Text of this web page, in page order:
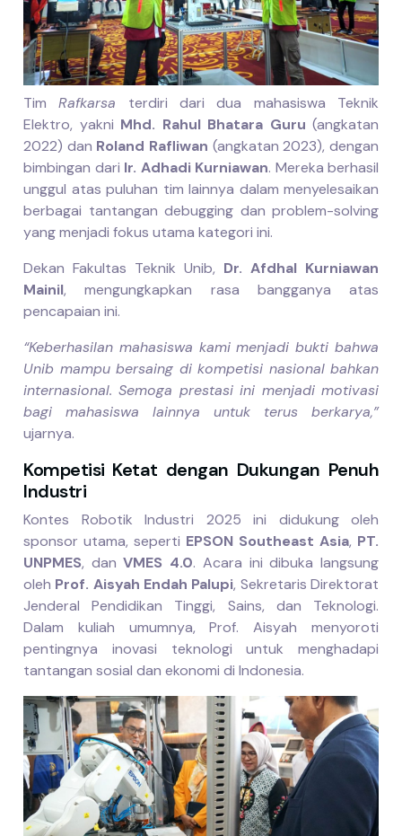
TimRafkarsa terdiri dari dua mahasiswa Teknik
Elektro, yakni Mhd. Rahul Bhatara Guru (angkatan
2022) dan Roland Rafliwan (angkatan 2023), dengan
bimbingan dari Ir. Adhadi Kurniawan. Mereka berhasil
unggul atas puluhan tim lainnya dalam menyelesaikan
berbagai tantangan debugging dan problem-solving
yang menjadi fokus utama kategori ini.
Dekan Fakultas Teknik Unib, Dr. Afdhal Kurniawan
Mainil, mengungkapkan rasa bangganya atas
pencapaian ini.
“Keberhasilan mahasiswa kami menjadi bukti bahwa
Unib mampu bersaing di kompetisi nasional bahkan
internasional. Semoga prestasi ini menjadi motivasi
bagi mahasiswa lainnya untuk terus berkarya,”
ujarnya.
Kompetisi Ketat dengan Dukungan Penuh
Industri
Kontes Robotik Industri 2025 ini didukung oleh
sponsor utama, seperti EPSON Southeast Asia, PT.
UNPMES, danVMES 4.0. Acara ini dibuka langsung
oleh Prof. Aisyah Endah Palupi, Sekretaris Direktorat
Jenderal Pendidikan Tinggi, Sains, dan Teknologi.
Dalam kuliah umumnya, Prof. Aisyah menyoroti
pentingnya inovasi teknologi untuk menghadapi
tantangan sosial dan ekonomi di Indonesia.